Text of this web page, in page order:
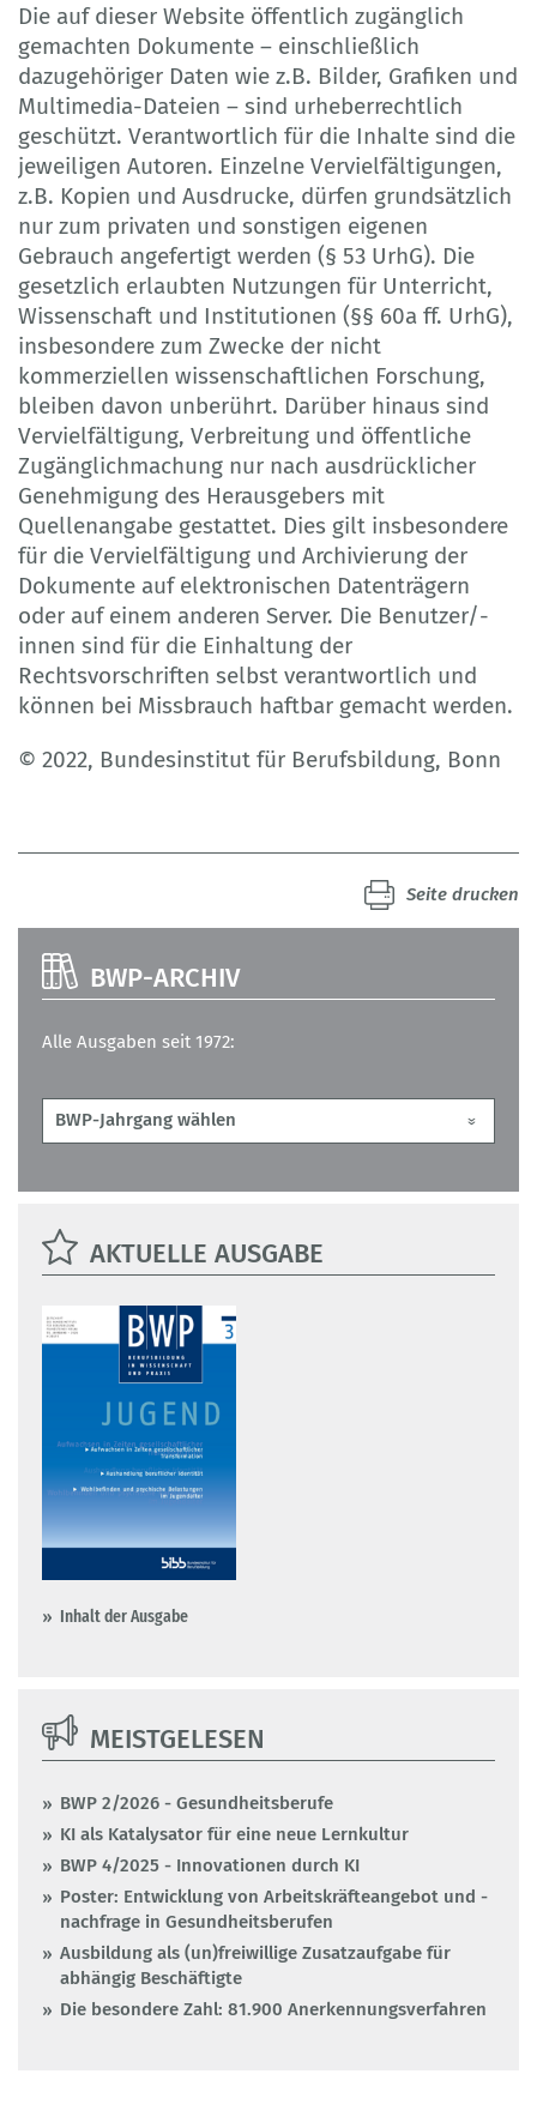
Die auf dieser Website öffentlich zugänglich
gemachten Dokumente – einschließlich
dazugehöriger Daten wie z.B. Bilder, Grafiken und
Multimedia-Dateien – sind urheberrechtlich
geschützt. Verantwortlich für die Inhalte sind die
jeweiligen Autoren. Einzelne Vervielfältigungen,
z.B. Kopien und Ausdrucke, dürfen grundsätzlich
nur zum privaten und sonstigen eigenen
Gebrauch angefertigt werden (§ 53 UrhG). Die
gesetzlich erlaubten Nutzungen für Unterricht,
Wissenschaft und Institutionen (§§ 60a ff. UrhG),
insbesondere zum Zwecke der nicht
kommerziellen wissenschaftlichen Forschung,
bleiben davon unberührt. Darüber hinaus sind
Vervielfältigung, Verbreitung und öffentliche
Zugänglichmachung nur nach ausdrücklicher
Genehmigung des Herausgebers mit
Quellenangabe gestattet. Dies gilt insbesondere
für die Vervielfältigung und Archivierung der
Dokumente auf elektronischen Datenträgern
oder auf einem anderen Server. Die Benutzer/-
innen sind für die Einhaltung der
Rechtsvorschriften selbst verantwortlich und
können bei Missbrauch haftbar gemacht werden.
© 2022, Bundesinstitut für Berufsbildung, Bonn
Seite drucken
BWP-ARCHIV
Alle Ausgaben seit 1972:
AKTUELLE AUSGABE
Inhalt der Ausgabe
MEISTGELESEN
BWP 2/2026 - Gesundheitsberufe
KI als Katalysator für eine neue Lernkultur
BWP 4/2025 - Innovationen durch KI
Poster: Entwicklung von Arbeitskräfteangebot und -
nachfrage in Gesundheitsberufen
Ausbildung als (un)freiwillige Zusatzaufgabe für
abhängig Beschäftigte
Die besondere Zahl: 81.900 Anerkennungsverfahren